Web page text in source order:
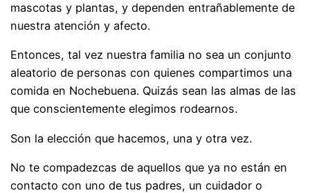
mascotas y plantas, y dependen entrañablemente de
nuestra atención y afecto.
Entonces, tal vez nuestra familia no sea un conjunto
aleatorio de personas con quienes compartimos una
comida en Nochebuena. Quizás sean las almas de las
que conscientemente elegimos rodearnos.
Son la elección que hacemos, una y otra vez.
No te compadezcas de aquellos que ya no están en
contacto con uno de tus padres, un cuidador o